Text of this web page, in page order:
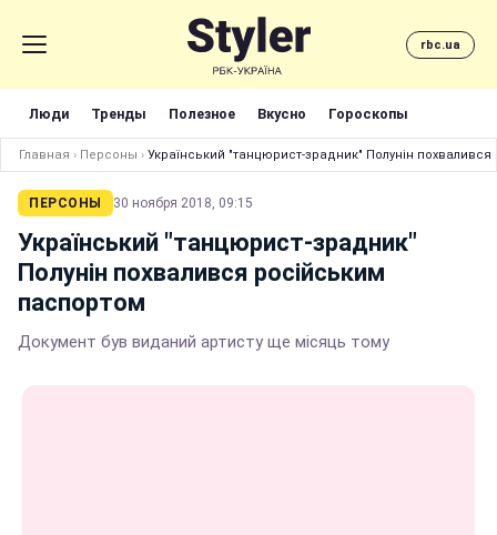
rbc.ua
Люди Тренды Полезное Вкусно Гороскопы
Главная › Персоны › Український "танцюрист-зрадник" Полунін
ПЕРСОНЫ 30 ноября 2018, 09:15
Український "танцюрист-зрадник"
Полунін похвалився російським
паспортом
Документ був виданий артисту ще місяць тому